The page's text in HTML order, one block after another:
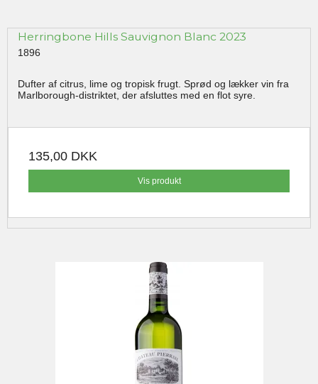
Herringbone Hills Sauvignon Blanc 2023
1896
Dufter af citrus, lime og tropisk frugt. Sprød og lækker vin fra
Marlborough-distriktet, der afsluttes med en flot syre.
135,00 DKK
Vis produkt